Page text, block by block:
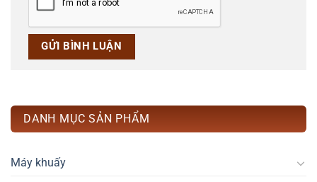
DANH MỤC SẢN PHẨM
Máy khuấy